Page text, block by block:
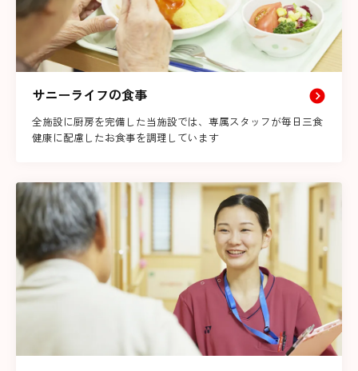
サニーライフの食事
全施設に厨房を完備した当施設では、専属スタッフが毎日三食
健康に配慮したお食事を調理しています